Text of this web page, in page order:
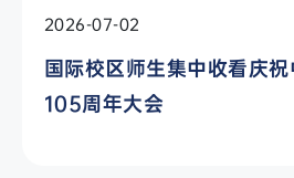
2026-07-02
国际校区师生集中收看庆
105周年大会